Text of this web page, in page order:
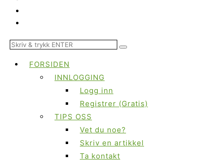
FORSIDEN
INNLOGGING
Logg inn
Registrer (Gratis)
TIPS OSS
Vet du noe?
Skriv en artikkel
Ta kontakt